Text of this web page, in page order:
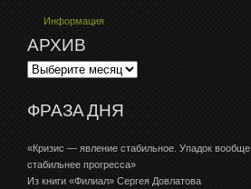
Информация
АРХИВ
ФРАЗА ДНЯ
«Кризис — явление стабильное. Упадок вообще
стабильнее прогресса»
Из книги «Филиал» Сергея Довлатова